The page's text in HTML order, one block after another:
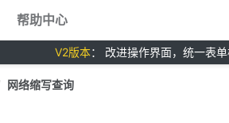
帮助中心
V2版本： 改进操作界面，统一表
网络缩写查询